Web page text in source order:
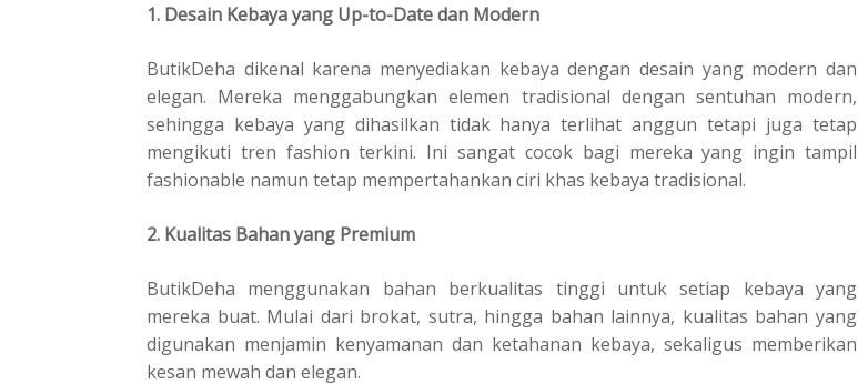
1. Desain Kebaya yang Up-to-Date dan Modern
ButikDeha dikenal karena menyediakan kebaya dengan desain yang modern dan
elegan. Mereka menggabungkan elemen tradisional dengan sentuhan modern,
sehingga kebaya yang dihasilkan tidak hanya terlihat anggun tetapi juga tetap
mengikuti tren fashion terkini. Ini sangat cocok bagi mereka yang ingin tampil
fashionable namun tetap mempertahankan ciri khas kebaya tradisional.
2. Kualitas Bahan yang Premium
ButikDeha menggunakan bahan berkualitas tinggi untuk setiap kebaya yang
mereka buat. Mulai dari brokat, sutra, hingga bahan lainnya, kualitas bahan yang
digunakan menjamin kenyamanan dan ketahanan kebaya, sekaligus memberikan
kesan mewah dan elegan.